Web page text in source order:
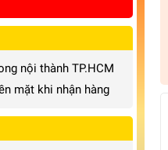
nội thành TP.HCM
mặt khi nhận hàng